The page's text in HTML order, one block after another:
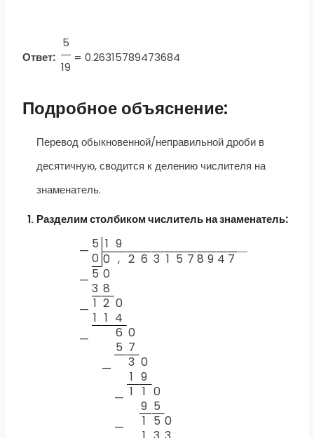
Ответ:
5
19
= 0.26315789473684
Подробное объяснение:
Перевод обыкновенной/неправильной дроби в
десятичную, сводится к делению числителя на
знаменатель.
Разделим столбиком числитель на знаменатель:
— 5 1 9
0 0 , 2 6 3 1 5 7 8 9 4 7
— 5 0
3 8
— 1 2 0
1 1 4
—
6 0
5 7
—
3 0
1 9
— 1 1 0
9 5
—
1 5 0